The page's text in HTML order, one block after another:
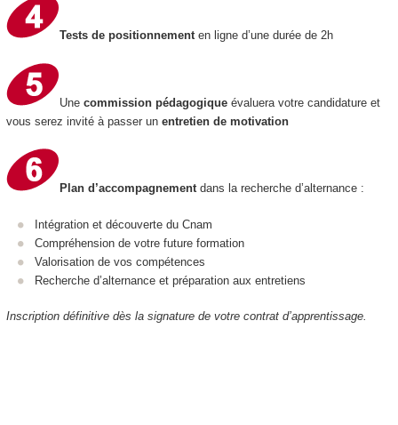
Tests de positionnementen ligne d’une durée de 2h
Une commission pédagogiqueévaluera votre candidature et
vous serez invité à passer un entretien de motivation
Plan d’accompagnement dans la recherche d’alternance :
Intégration et découverte du Cnam
Compréhension de votre future formation
Valorisation de vos compétences
Recherche d’alternance et préparation aux entretiens
Inscription définitive dès la signature de votre contrat d’apprentissage.